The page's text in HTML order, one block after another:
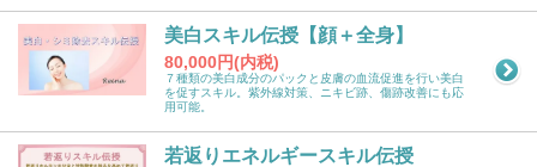
美白スキル伝授【顔＋全身】
80,000円(内税)
７種類の美白成分のパックと皮膚の血流促進を行い美白
を促すスキル。紫外線対策、ニキビ跡、傷跡改善にも応
用可能。
若返りエネルギースキル伝授